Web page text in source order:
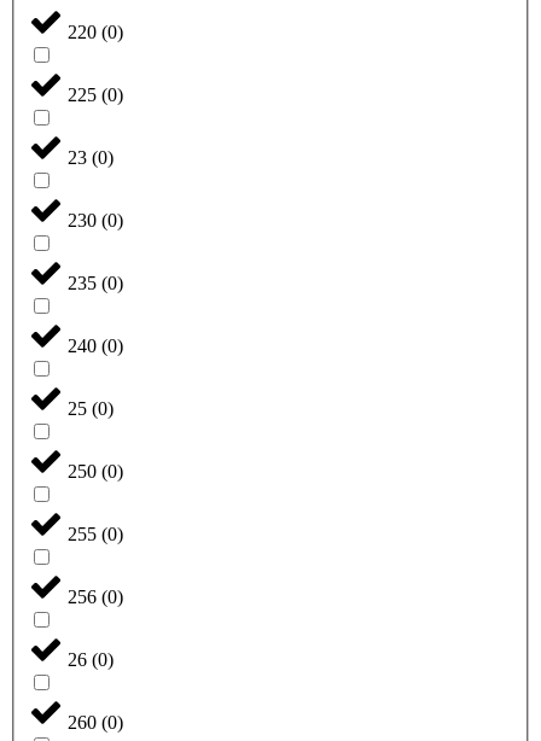
220 (0)
225 (0)
23 (0)
230 (0)
235 (0)
240 (0)
25 (0)
250 (0)
255 (0)
256 (0)
26 (0)
260 (0)